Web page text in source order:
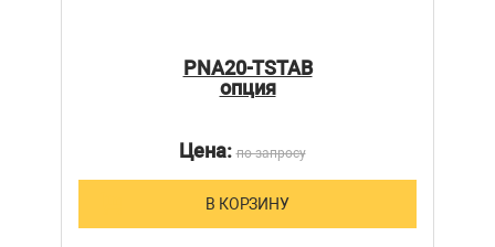
PNA20-TSTAB
опция
Цена:по запросу
В КОРЗИНУ